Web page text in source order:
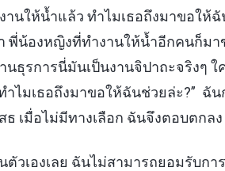
านให้น้ำแล้ว ทำไมเธอถึงมาขอใ
พี่น้องหญิงที่ทำงานให้น้ำอีกคนก็ม
นธุรการนี่มันเป็นงานจิปาถะจริงๆ
ไมเธอถึงมาขอให้ฉันช่วยล่ะ?” ฉัน
เมื่อไม่มีทางเลือก ฉันจึงตอบตกลง
วเองเลย ฉันไม่สามารถยอมรับกา